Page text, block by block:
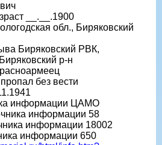
__.__.1900
обл., Биряковский
Биряковский РВК,
р-н
без вести
информации ЦАМО
информации 58
информации 18002
информации 650